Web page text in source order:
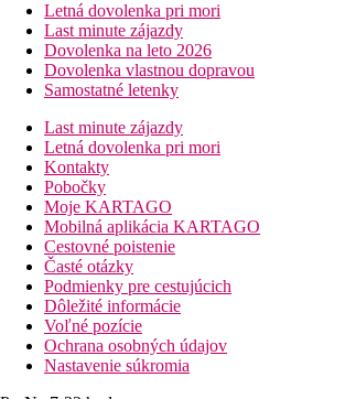
Letná dovolenka pri mori
Last minute zájazdy
Dovolenka na leto 2026
Dovolenka vlastnou dopravou
Samostatné letenky
Last minute zájazdy
Letná dovolenka pri mori
Kontakty
Pobočky
Moje KARTAGO
Mobilná aplikácia KARTAGO
Cestovné poistenie
Časté otázky
Podmienky pre cestujúcich
Dôležité informácie
Voľné pozície
Ochrana osobných údajov
Nastavenie súkromia